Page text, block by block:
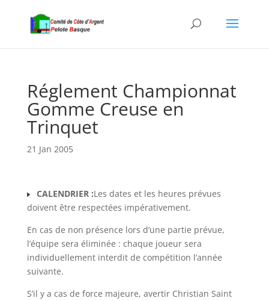
Réglement Championnat
Gomme Creuse en
Trinquet
21 Jan 2005
CALENDRIER :Les dates et les heures prévues
doivent être respectées impérativement.
En cas de non présence lors d’une partie prévue,
l’équipe sera éliminée : chaque joueur sera
individuellement interdit de compétition l’année
suivante.
S’il y a cas de force majeure, avertir Christian Saint